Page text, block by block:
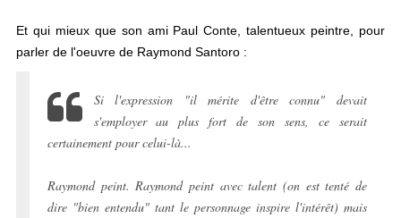
Et qui mieux que son ami Paul Conte, talentueux peintre, pour
parler de l'oeuvre de Raymond Santoro :
Si l'expression "il mérite d'être connu" devait
s'employer au plus fort de son sens, ce serait
certainement pour celui-là...
Raymond peint. Raymond peint avec talent (on est tenté de
dire "bien entendu" tant le personnage inspire l'intérêt) mais